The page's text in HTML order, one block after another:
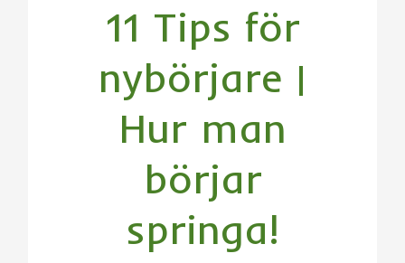
11 Tips för
nybörjare |
Hur man
börjar
springa!